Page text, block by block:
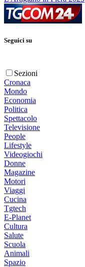
Seguici su
Sezioni
Cronaca
Mondo
Economia
Politica
Spettacolo
Televisione
People
Lifestyle
Videogiochi
Donne
Magazine
Motori
Viaggi
Cucina
Tgtech
E-Planet
Cultura
Salute
Scuola
Animali
Spazio